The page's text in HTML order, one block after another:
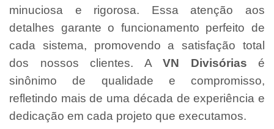
minuciosa e rigorosa. Essa atenção aos
detalhes garante o funcionamento perfeito de
cada sistema, promovendo a satisfação total
dos nossos clientes. A VN Divisórias é
sinônimo de qualidade e compromisso,
refletindo mais de uma década de experiência e
dedicação em cada projeto que executamos.